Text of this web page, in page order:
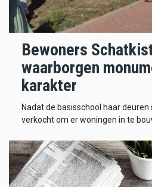
Bewoners
waarborgen
karakter
Nadat de basisschool haar
verkocht om er woningen in te